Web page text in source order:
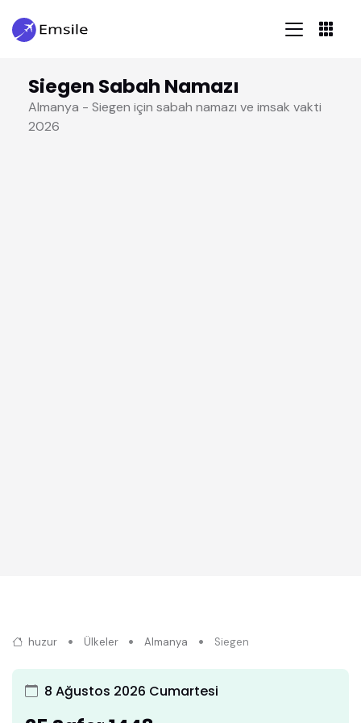
Siegen Sabah Namazı
Almanya - Siegen için sabah namazı ve imsak vakti
2026
huzur Ülkeler Almanya Siegen
8 Ağustos 2026 Cumartesi